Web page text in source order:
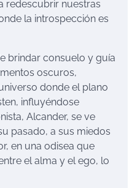
redescubrir nuestras
la introspección es
brindar consuelo y guía
oscuros,
donde el plano
influyéndose
Alcander, se ve
pasado, a sus miedos
en una odisea que
el alma y el ego, lo